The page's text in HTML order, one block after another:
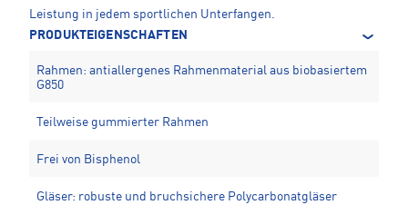
Leistung in jedem sportlichen Unterfangen.
PRODUKTEIGENSCHAFTEN
Rahmen: antiallergenes Rahmenmaterial aus biobasiertem
G850
Teilweise gummierter Rahmen
Frei von Bisphenol
Gläser: robuste und bruchsichere Polycarbonatgläser